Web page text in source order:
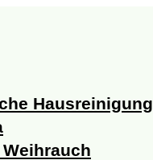
Hausreinigung